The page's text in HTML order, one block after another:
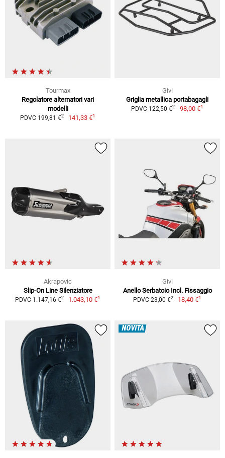
Tourmax
Regolatore alternatori vari
modelli
PDVC 199,81 €2 141,33 €1
Givi
Griglia metallica portabagagli
PDVC 122,50 €2 98,00 €1
Akrapovic
Slip-On Line Silenziatore
PDVC 1.147,16 €2 1.043,10 €1
Givi
Anello Serbatoio Incl. Fissaggio
PDVC 23,00 €2 18,40 €1
NOVITÀ